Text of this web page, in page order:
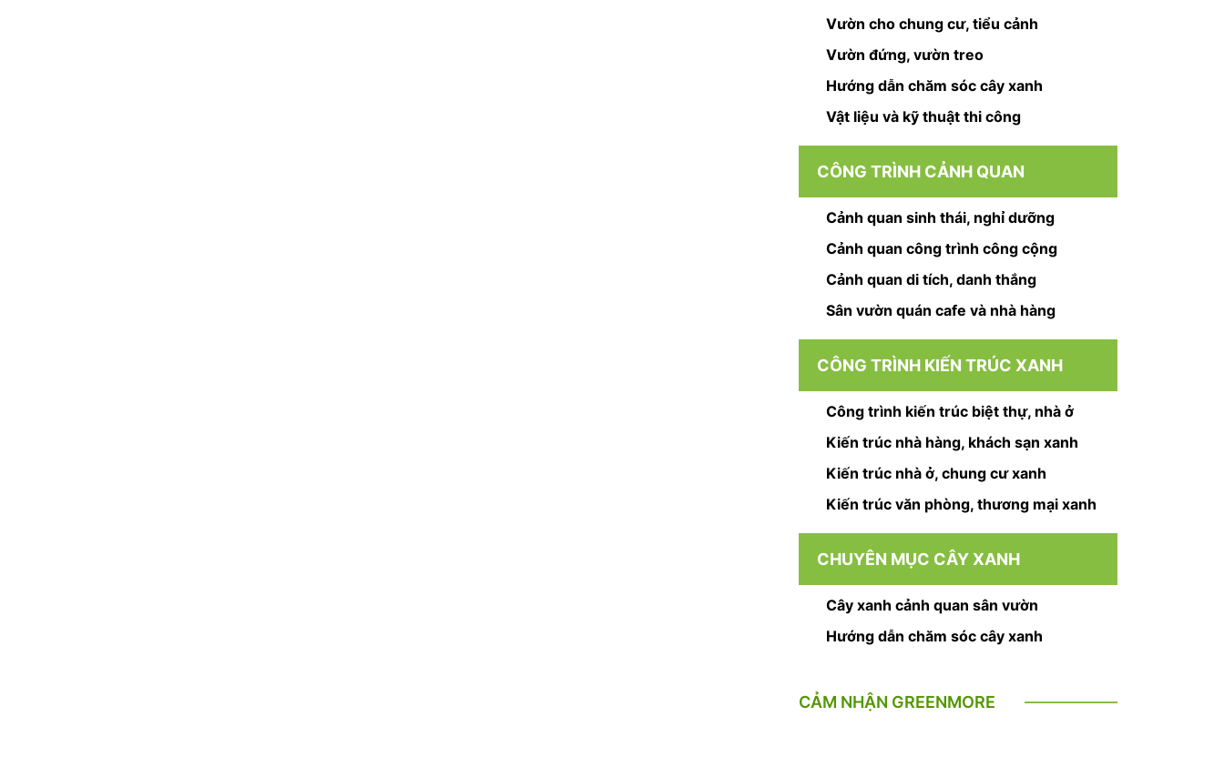
Vườn cho chung cư, tiểu cảnh
Vườn đứng, vườn treo
Hướng dẫn chăm sóc cây xanh
Vật liệu và kỹ thuật thi công
CÔNG TRÌNH CẢNH QUAN
Cảnh quan sinh thái, nghỉ dưỡng
Cảnh quan công trình công cộng
Cảnh quan di tích, danh thắng
Sân vườn quán cafe và nhà hàng
CÔNG TRÌNH KIẾN TRÚC XANH
Công trình kiến trúc biệt thự, nhà ở
Kiến trúc nhà hàng, khách sạn xanh
Kiến trúc nhà ở, chung cư xanh
Kiến trúc văn phòng, thương mại xanh
CHUYÊN MỤC CÂY XANH
Cây xanh cảnh quan sân vườn
Hướng dẫn chăm sóc cây xanh
CẢM NHẬN GREENMORE